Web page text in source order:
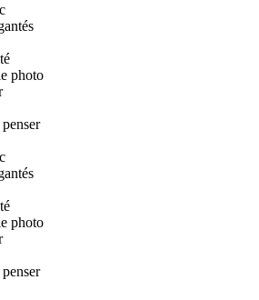
photo
photo